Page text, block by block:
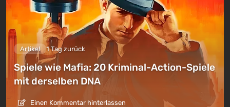
Artikel 1 Tag zurück
Spiele wie Mafia: 20 Kriminal-Action-Spiele
mit derselben DNA
Einen Kommentar hinterlassen